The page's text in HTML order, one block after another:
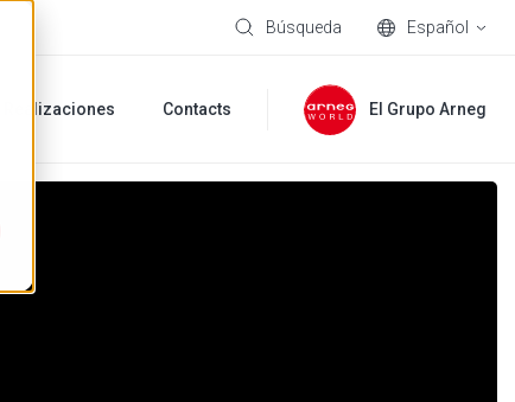
Búsqueda Español
Realizaciones Contacts El Grupo Arneg